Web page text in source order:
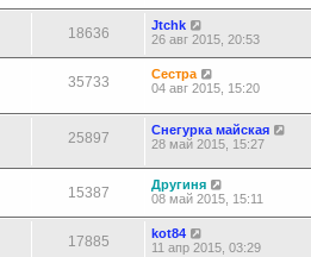
18636
Jtchk
26 авг 2015, 20:53
35733
Сестра
04 авг 2015, 15:20
25897
Снегурка майская
28 май 2015, 15:27
15387
Другиня
08 май 2015, 15:11
17885
kot84
11 апр 2015, 03:29